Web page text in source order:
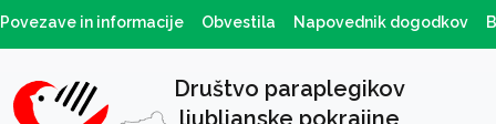
Povezave in informacije Obvestila Napovednik dogodkov
Društvo paraplegikov
ljubljanske pokrajine